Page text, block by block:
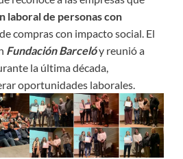
laboral de personas con
compras con impacto social. El
Fundación Barcelóy reunió a
la última década,
oportunidades laborales.